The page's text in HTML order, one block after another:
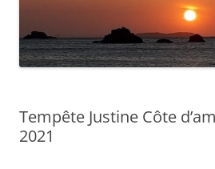
Tempête Justine Côte
2021